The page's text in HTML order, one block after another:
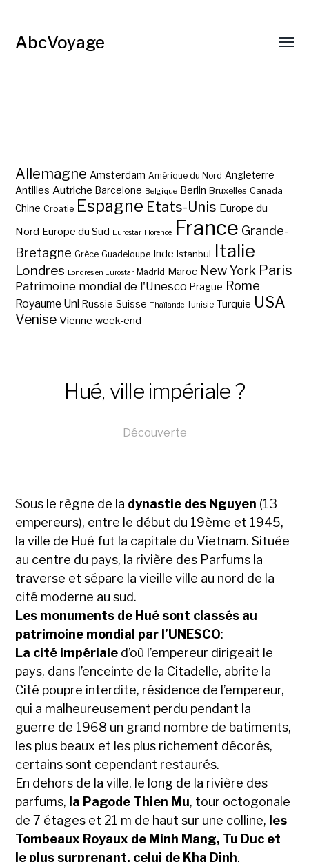
AbcVoyage
Allemagne Amsterdam Amérique du Nord Angleterre
Antilles Autriche Barcelone Belgique Berlin Bruxelles Canada
Chine Croatie Espagne Etats-Unis Europe du
Nord Europe du Sud Eurostar Florence France Grande-
Bretagne Grèce Guadeloupe Inde Istanbul Italie
Londres Londres en Eurostar Madrid Maroc New York Paris
Patrimoine mondial de l'Unesco Prague Rome
Royaume Uni Russie Suisse Thaïlande Tunisie Turquie USA
Venise Vienne week-end
Hué, ville impériale ?
Découverte
Sous le règne de la dynastie des Nguyen (13
empereurs), entre le début du 19ème et 1945,
la ville de Hué fut la capitale du Vietnam. Située
au centre du pays, la rivière des Parfums la
traverse et sépare la vieille ville au nord de la
cité moderne au sud.
Les monuments de Hué sont classés au
patrimoine mondial par l’UNESCO:
La cité impériale d’où l’empereur dirigeait le
pays, dans l’enceinte de la Citadelle, abrite la
Cité poupre interdite, résidence de l’empereur,
qui a malheureusement perdu pendant la
guerre de 1968 un grand nombre de batiments,
les plus beaux et les plus richement décorés,
certains sont cependant restaurés.
En dehors de la ville, le long de la rivière des
parfums, la Pagode Thien Mu, tour octogonale
de 7 étages et 21 m de haut sur une colline, les
Tombeaux Royaux de Minh Mang, Tu Duc et
le plus surprenant, celui de Kha Dinh,